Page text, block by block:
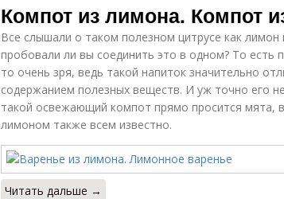
Компот из лимона. Компот
Все слышали о таком полезном цитрусе как
пробовали ли вы соединить это в одном? То есть
то очень зря, ведь такой напиток значительно
содержанием полезных веществ. И уж точно его
такой освежающий компот прямо просится мята,
лимоном также всем известно.
Читать дальше →